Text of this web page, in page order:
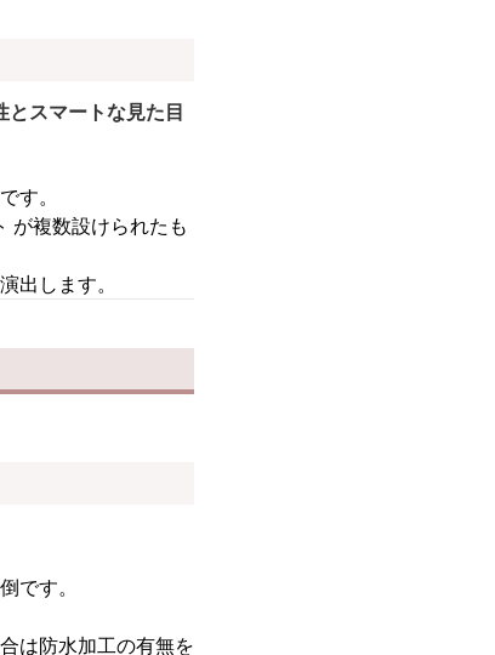
とスマートな見た目
す。
が複数設けられたも
出します。
です。
は防水加工の有無を